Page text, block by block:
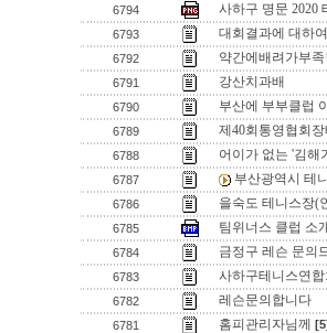
6794 사하구 명문 2020
6793 대회결과에 대하
6792 약간에배려가부
6791 강산치과배
6790 부산에 부부클럽
6789 제40회통영협회
6788 어이가 없는 '김해
6787 부산광역시 테
6786 을숙도 테니스장(
6785 팀위너스 클럽 소
6784 금정구 레슨 문의
6783 사하구테니스연
6782 레슨문의합니다
6781 홈피관리자님께